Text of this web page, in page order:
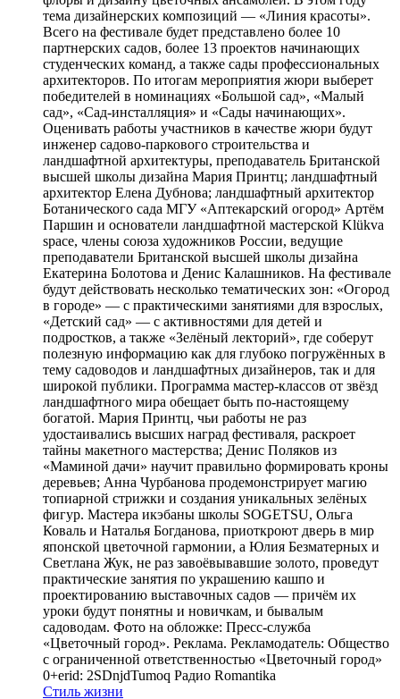
тема дизайнерских композиций — «Линия красоты».
Всего на фестивале будет представлено более 10
партнерских садов, более 13 проектов начинающих
студенческих команд, а также сады профессиональных
архитекторов. По итогам мероприятия жюри выберет
победителей в номинациях «Большой сад», «Малый
сад», «Сад-инсталляция» и «Сады начинающих».
Оценивать работы участников в качестве жюри будут
инженер садово-паркового строительства и
ландшафтной архитектуры, преподаватель Британской
высшей школы дизайна Мария Принтц; ландшафтный
архитектор Елена Дубнова; ландшафтный архитектор
Ботанического сада МГУ «Аптекарский огород» Артём
Паршин и основатели ландшафтной мастерской Klükva
space, члены союза художников России, ведущие
преподаватели Британской высшей школы дизайна
Екатерина Болотова и Денис Калашников. На фестивале
будут действовать несколько тематических зон: «Огород
в городе» — с практическими занятиями для взрослых,
«Детский сад» — с активностями для детей и
подростков, а также «Зелёный лекторий», где соберут
полезную информацию как для глубоко погружённых в
тему садоводов и ландшафтных дизайнеров, так и для
широкой публики. Программа мастер-классов от звёзд
ландшафтного мира обещает быть по-настоящему
богатой. Мария Принтц, чьи работы не раз
удостаивались высших наград фестиваля, раскроет
тайны макетного мастерства; Денис Поляков из
«Маминой дачи» научит правильно формировать кроны
деревьев; Анна Чурбанова продемонстрирует магию
топиарной стрижки и создания уникальных зелёных
фигур. Мастера икэбаны школы SOGETSU, Ольга
Коваль и Наталья Богданова, приоткроют дверь в мир
японской цветочной гармонии, а Юлия Безматерных и
Светлана Жук, не раз завоёвывавшие золото, проведут
практические занятия по украшению кашпо и
проектированию выставочных садов — причём их
уроки будут понятны и новичкам, и бывалым
садоводам. Фото на обложке: Пресс-служба
«Цветочный город». Реклама. Рекламодатель: Общество
с ограниченной ответственностью «Цветочный город»
0+erid: 2SDnjdTumoq Радио Romantika
Стиль жизни